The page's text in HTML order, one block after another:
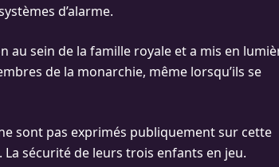
d’alarme.
au sein de la famille royale et a mis en
de la monarchie, même lorsqu’ils se
sont pas exprimés publiquement sur cette
. La sécurité de leurs trois enfants en jeu.